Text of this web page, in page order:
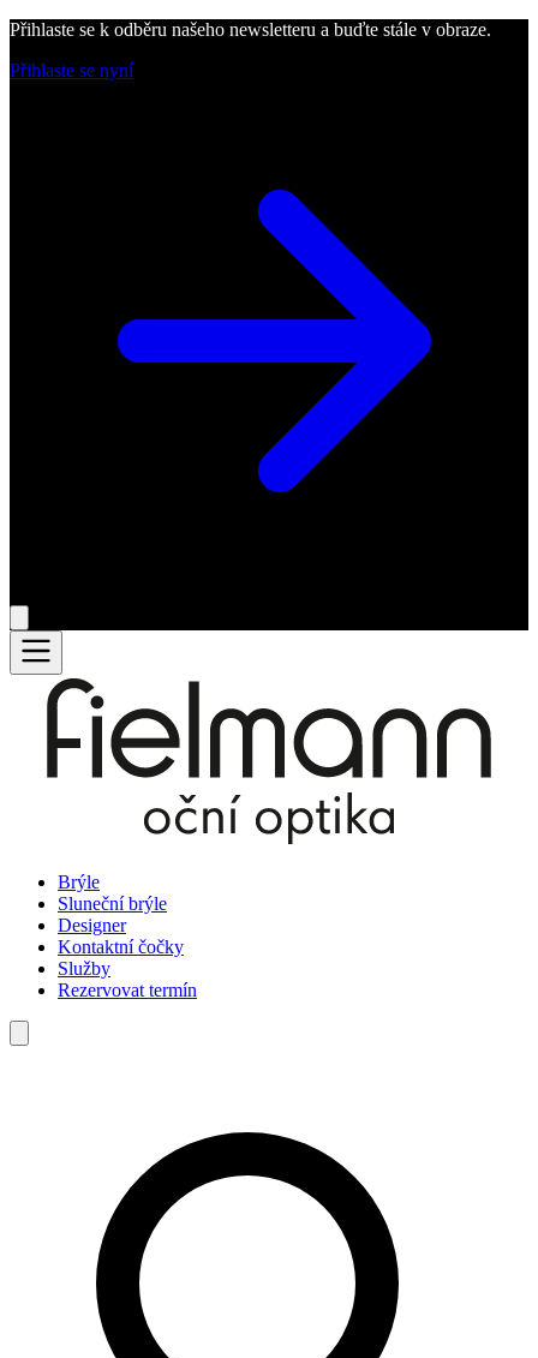
Přihlaste se k odběru našeho newsletteru a buďte stále v obraze.
Přihlaste se nyní
Brýle
Sluneční brýle
Designer
Kontaktní čočky
Služby
Rezervovat termín